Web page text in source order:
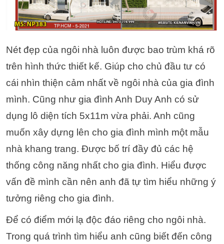
Nét đẹp của ngôi nhà luôn được bao trùm khá rõ
trên hình thức thiết kế. Giúp cho chủ đầu tư có
cái nhìn thiện cảm nhất về ngôi nhà của gia đình
mình. Cũng như gia đình Anh Duy Anh có sử
dụng lô diện tích 5x11m vừa phải. Anh cũng
muốn xây dựng lên cho gia đình mình một mẫu
nhà khang trang. Được bố trí đầy đủ các hệ
thống công năng nhất cho gia đình. Hiểu được
vấn đề mình cần nên anh đã tự tìm hiểu những ý
tưởng riêng cho gia đình.
Để có điểm mới lạ độc đáo riêng cho ngôi nhà.
Trong quá trình tìm hiểu anh cũng biết đến công